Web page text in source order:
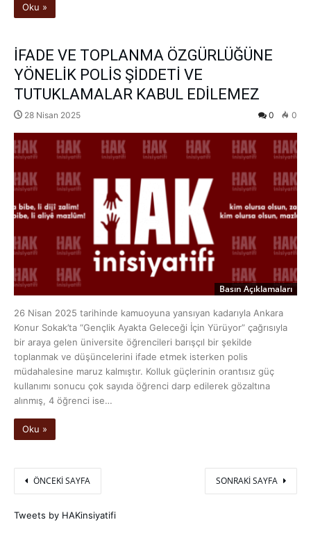
Oku »
İFADE VE TOPLANMA ÖZGÜRLÜĞÜNE
YÖNELİK POLİS ŞİDDETİ VE
TUTUKLAMALAR KABUL EDİLEMEZ
28 Nisan 2025 0 0
Basın Açıklamaları
26 Nisan 2025 tarihinde kamuoyuna yansıyan kadarıyla Ankara
Konur Sokak’ta “Gençlik Ayakta Geleceği İçin Yürüyor” çağrısıyla
bir araya gelen üniversite öğrencileri barışçıl bir şekilde
toplanmak ve düşüncelerini ifade etmek isterken polis
müdahalesine maruz kalmıştır. Kolluk güçlerinin orantısız güç
kullanımı sonucu çok sayıda öğrenci darp edilerek gözaltına
alınmış, 4 öğrenci ise…
Oku »
ÖNCEKI SAYFA SONRAKI SAYFA
Tweets by HAKinsiyatifi